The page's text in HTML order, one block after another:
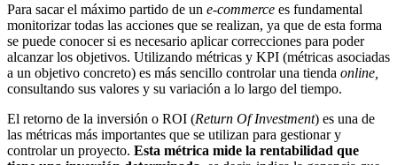
Para sacar el máximo partido de un e-commerce es fundamental
monitorizar todas las acciones que se realizan, ya que de esta forma
se puede conocer si es necesario aplicar correcciones para poder
alcanzar los objetivos. Utilizando métricas y KPI (métricas asociadas
a un objetivo concreto) es más sencillo controlar una tienda online,
consultando sus valores y su variación a lo largo del tiempo.
El retorno de la inversión o ROI (Return Of Investment) es una de
las métricas más importantes que se utilizan para gestionar y
controlar un proyecto. Esta métrica mide la rentabilidad que